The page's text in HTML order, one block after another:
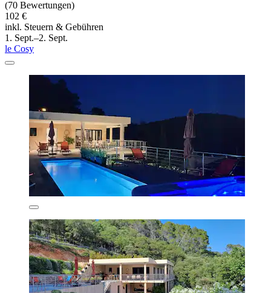
(70 Bewertungen)
102 €
inkl. Steuern & Gebühren
1. Sept.–2. Sept.
le Cosy